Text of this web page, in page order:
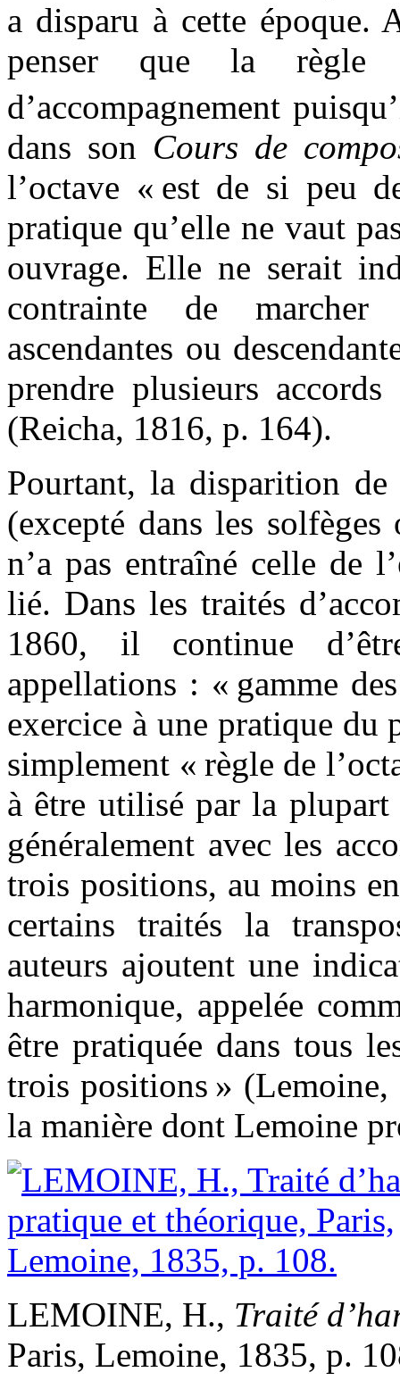
a disparu à cette époque.
penser que la règle
d’accompagnement
dans son Cours de
l’octave « est de si peu
pratique qu’elle ne vaut
ouvrage. Elle ne serait
contrainte de marcher
ascendantes ou
prendre plusieurs
(Reicha, 1816, p. 164).
Pourtant, la disparition
(excepté dans les
n’a pas entraîné celle de
lié. Dans les traités
1860, il continue
appellations : « gamme
exercice à une pratique du
simplement « règle de
à être utilisé par la plupart
généralement avec les
trois positions, au moins
certains traités la
auteurs ajoutent une
harmonique, appelée
être pratiquée dans tous
trois positions »
la manière dont Lemoine
LEMOINE, H., Traité
Paris, Lemoine, 1835, p.